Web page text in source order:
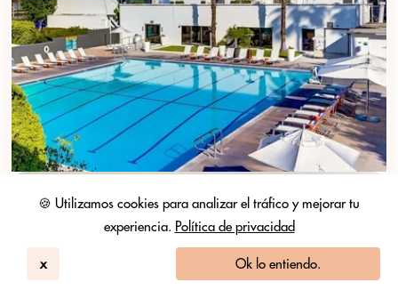
🍪 Utilizamos cookies para analizar el tráfico y mejorar tu
experiencia. Política de privacidad
x Ok lo entiendo.